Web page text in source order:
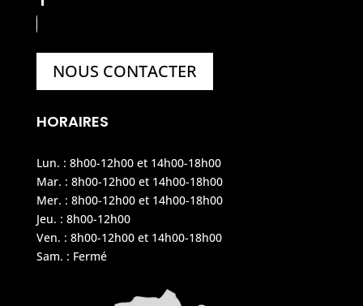
NOUS CONTACTER
HORAIRES
Lun. : 8h00-12h00 et 14h00-18h00
Mar. : 8h00-12h00 et 14h00-18h00
Mer. : 8h00-12h00 et 14h00-18h00
Jeu. : 8h00-12h00
Ven. : 8h00-12h00 et 14h00-18h00
Sam. : Fermé